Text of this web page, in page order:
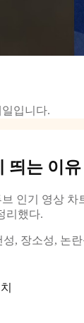
입니다.
띄는 이유
인기 영상
리했다.
, 장소성, 논